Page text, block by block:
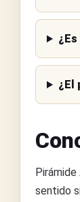
¿El
sentido